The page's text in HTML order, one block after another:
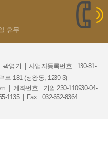
휴무
곽영기
사업자등록번호 : 130-81-
로 181 (정왕동, 1239-3)
계좌번호 : 기업 230-110930-04-
1135 Fax : 032-652-8364